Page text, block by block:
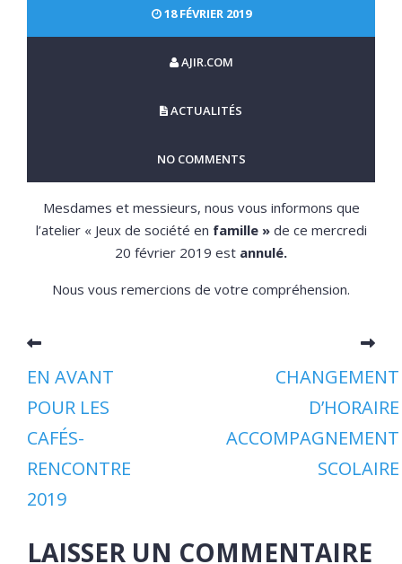
18 FÉVRIER 2019
AJIR.COM
ACTUALITÉS
NO COMMENTS
Mesdames et messieurs, nous vous informons que
l’atelier « Jeux de société en famille »de ce mercredi
20 février 2019 est annulé.
Nous vous remercions de votre compréhension.
EN AVANT
POUR LES
CAFÉS-
RENCONTRE
2019
CHANGEMENT
D’HORAIRE
ACCOMPAGNEMENT
SCOLAIRE
LAISSER UN COMMENTAIRE